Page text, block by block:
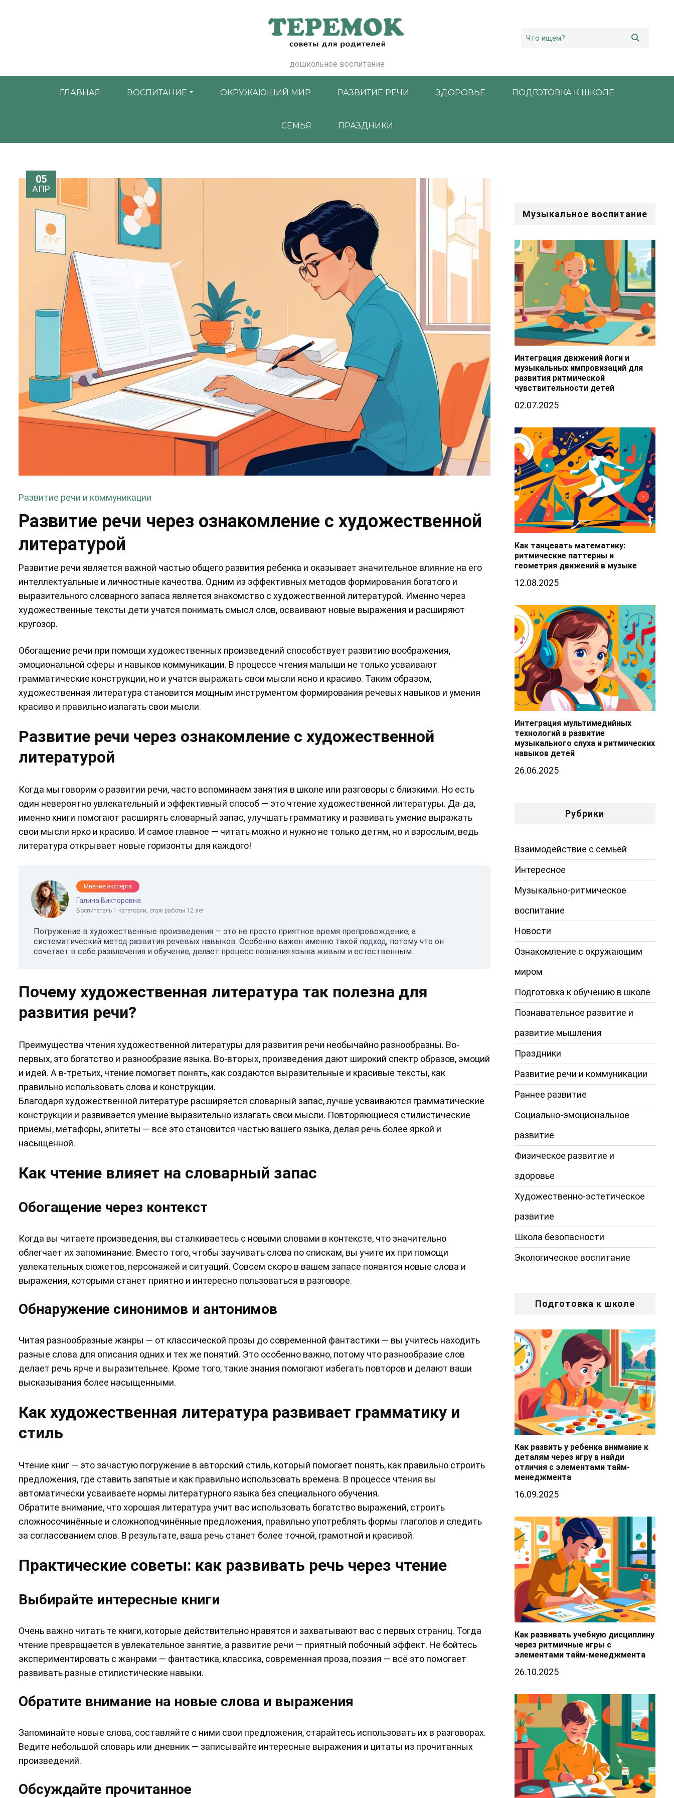
дошкольное воспитание
ГЛАВНАЯ ВОСПИТАНИЕ ОКРУЖАЮЩИЙ МИР РАЗВИТИЕ РЕЧИ ЗДОРОВЬЕ ПОДГОТОВКА К ШКОЛЕ
СЕМЬЯ ПРАЗДНИКИ
05
АПР
Развитие речи и коммуникации
Развитие речи через ознакомление с художественной
литературой
Развитие речи является важной частью общего развития ребенка и оказывает значительное влияние на его
интеллектуальные и личностные качества. Одним из эффективных методов формирования богатого и
выразительного словарного запаса является знакомство с художественной литературой. Именно через
художественные тексты дети учатся понимать смысл слов, осваивают новые выражения и расширяют
кругозор.
Обогащение речи при помощи художественных произведений способствует развитию воображения,
эмоциональной сферы и навыков коммуникации. В процессе чтения малыши не только усваивают
грамматические конструкции, но и учатся выражать свои мысли ясно и красиво. Таким образом,
художественная литература становится мощным инструментом формирования речевых навыков и умения
красиво и правильно излагать свои мысли.
Развитие речи через ознакомление с художественной
литературой
Когда мы говорим о развитии речи, часто вспоминаем занятия в школе или разговоры с близкими. Но есть
один невероятно увлекательный и эффективный способ — это чтение художественной литературы. Да-да,
именно книги помогают расширять словарный запас, улучшать грамматику и развивать умение выражать
свои мысли ярко и красиво. И самое главное — читать можно и нужно не только детям, но и взрослым, ведь
литература открывает новые горизонты для каждого!
Мнение эксперта
Галина Викторовна
Воспитатель 1 категории, стаж работы 12 лет
Погружение в художественные произведения — это не просто приятное время препровождение, а
систематический метод развития речевых навыков. Особенно важен именно такой подход, потому что он
сочетает в себе развлечения и обучение, делает процесс познания языка живым и естественным.
Почему художественная литература так полезна для
развития речи?
Преимущества чтения художественной литературы для развития речи необычайно разнообразны. Во-
первых, это богатство и разнообразие языка. Во-вторых, произведения дают широкий спектр образов, эмоций
и идей. А в-третьих, чтение помогает понять, как создаются выразительные и красивые тексты, как
правильно использовать слова и конструкции.
Благодаря художественной литературе расширяется словарный запас, лучше усваиваются грамматические
конструкции и развивается умение выразительно излагать свои мысли. Повторяющиеся стилистические
приёмы, метафоры, эпитеты — всё это становится частью вашего языка, делая речь более яркой и
насыщенной.
Как чтение влияет на словарный запас
Обогащение через контекст
Когда вы читаете произведения, вы сталкиваетесь с новыми словами в контексте, что значительно
облегчает их запоминание. Вместо того, чтобы заучивать слова по спискам, вы учите их при помощи
увлекательных сюжетов, персонажей и ситуаций. Совсем скоро в вашем запасе появятся новые слова и
выражения, которыми станет приятно и интересно пользоваться в разговоре.
Обнаружение синонимов и антонимов
Читая разнообразные жанры — от классической прозы до современной фантастики — вы учитесь находить
разные слова для описания одних и тех же понятий. Это особенно важно, потому что разнообразие слов
делает речь ярче и выразительнее. Кроме того, такие знания помогают избегать повторов и делают ваши
высказывания более насыщенными.
Как художественная литература развивает грамматику и
стиль
Чтение книг — это зачастую погружение в авторский стиль, который помогает понять, как правильно строить
предложения, где ставить запятые и как правильно использовать времена. В процессе чтения вы
автоматически усваиваете нормы литературного языка без специального обучения.
Обратите внимание, что хорошая литература учит вас использовать богатство выражений, строить
сложносочинённые и сложноподчинённые предложения, правильно употреблять формы глаголов и следить
за согласованием слов. В результате, ваша речь станет более точной, грамотной и красивой.
Практические советы: как развивать речь через чтение
Выбирайте интересные книги
Очень важно читать те книги, которые действительно нравятся и захватывают вас с первых страниц. Тогда
чтение превращается в увлекательное занятие, а развитие речи — приятный побочный эффект. Не бойтесь
экспериментировать с жанрами — фантастика, классика, современная проза, поэзия — всё это помогает
развивать разные стилистические навыки.
Обратите внимание на новые слова и выражения
Запоминайте новые слова, составляйте с ними свои предложения, старайтесь использовать их в разговорах.
Ведите небольшой словарь или дневник — записывайте интересные выражения и цитаты из прочитанных
произведений.
Обсуждайте прочитанное
Музыкальное воспитание
Интеграция движений йоги и
музыкальных импровизаций для
развития ритмической
чувствительности детей
02.07.2025
Как танцевать математику:
ритмические паттерны и
геометрия движений в музыке
12.08.2025
Интеграция мультимедийных
технологий в развитие
музыкального слуха и ритмических
навыков детей
26.06.2025
Рубрики
Взаимодействие с семьёй
Интересное
Музыкально-ритмическое
воспитание
Новости
Ознакомление с окружающим
миром
Подготовка к обучению в школе
Познавательное развитие и
развитие мышления
Праздники
Развитие речи и коммуникации
Раннее развитие
Социально-эмоциональное
развитие
Физическое развитие и
здоровье
Художественно-эстетическое
развитие
Школа безопасности
Экологическое воспитание
Подготовка к школе
Как развить у ребенка внимание к
деталям через игру в найди
отличия с элементами тайм-
менеджмента
16.09.2025
Как развивать учебную дисциплину
через ритмичные игры с
элементами тайм-менеджмента
26.10.2025